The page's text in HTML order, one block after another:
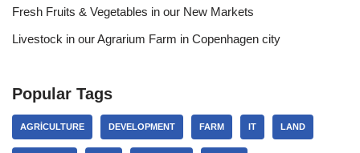
Fresh Fruits & Vegetables in our New Markets
Livestock in our Agrarium Farm in Copenhagen city
Popular Tags
AGRICULTURE DEVELOPMENT FARM IT LAND